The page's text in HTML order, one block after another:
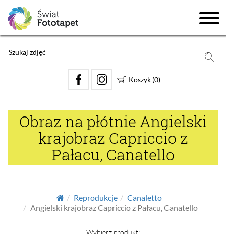
Koszyk (0)
Obraz na płótnie Angielski
krajobraz Capriccio z
Pałacu, Canatello
Reprodukcje
Canaletto
Angielski krajobraz Capriccio z Pałacu, Canatello
Wybierz produkt: